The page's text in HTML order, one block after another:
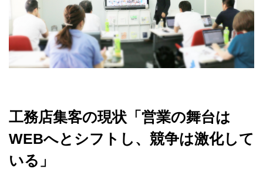
工務店集客の現状「営業の舞台は
WEBへとシフトし、競争は激化して
いる」